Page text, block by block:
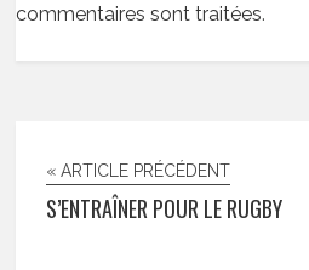
commentaires sont traitées.
« ARTICLE PRÉCÉDENT
S’ENTRAÎNER POUR LE RUGBY